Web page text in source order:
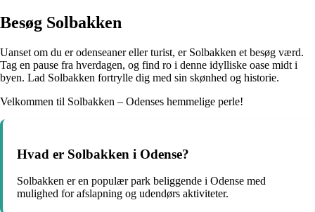
Besøg Solbakken
Uanset om du er odenseaner eller turist, er Solbakken et besøg værd.
Tag en pause fra hverdagen, og find ro i denne idylliske oase midt i
byen. Lad Solbakken fortrylle dig med sin skønhed og historie.
Velkommen til Solbakken – Odenses hemmelige perle!
Hvad er Solbakken i Odense?
Solbakken er en populær park beliggende i Odense med
mulighed for afslapning og udendørs aktiviteter.